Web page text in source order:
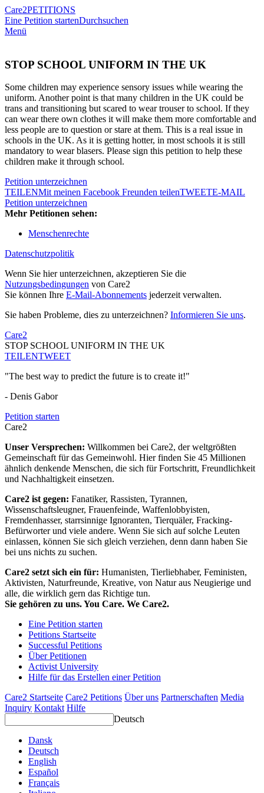
Care2PETITIONS
Eine Petition startenDurchsuchen
Menü
STOP SCHOOL UNIFORM IN THE UK
Some children may experience sensory issues while wearing the
uniform. Another point is that many children in the UK could be
trans and transitioning but scared to wear trouser to school. If they
can wear there own clothes it will make them more comfortable and
less people are to question or stare at them. This is a real issue in
schools in the UK. As it is getting hotter, in most schools it is still
mandatory to wear blasers. Please sign this petition to help these
children make it through school.
Petition unterzeichnen
TEILENMit meinen Facebook Freunden teilenTWEETE-MAIL
Petition unterzeichnen
Mehr Petitionen sehen:
Menschenrechte
Datenschutzpolitik
Wenn Sie hier unterzeichnen, akzeptieren Sie die
Nutzungsbedingungen von Care2
Sie können Ihre E-Mail-Abonnements jederzeit verwalten.
Sie haben Probleme, dies zu unterzeichnen? Informieren Sie uns.
Care2
STOP SCHOOL UNIFORM IN THE UK
TEILENTWEET
"The best way to predict the future is to create it!"
- Denis Gabor
Petition starten
Care2
Unser Versprechen: Willkommen bei Care2, der weltgrößten
Gemeinschaft für das Gemeinwohl. Hier finden Sie 45 Millionen
ähnlich denkende Menschen, die sich für Fortschritt, Freundlichkeit
und Nachhaltigkeit einsetzen.
Care2 ist gegen: Fanatiker, Rassisten, Tyrannen,
Wissenschaftsleugner, Frauenfeinde, Waffenlobbyisten,
Fremdenhasser, starrsinnige Ignoranten, Tierquäler, Fracking-
Befürworter und viele andere. Wenn Sie sich auf solche Leuten
einlassen, können Sie sich gleich verziehen, denn dann haben Sie
bei uns nichts zu suchen.
Care2 setzt sich ein für: Humanisten, Tierliebhaber, Feministen,
Aktivisten, Naturfreunde, Kreative, von Natur aus Neugierige und
alle, die wirklich gern das Richtige tun.
Sie gehören zu uns. You Care. We Care2.
Eine Petition starten
Petitions Startseite
Successful Petitions
Über Petitionen
Activist University
Hilfe für das Erstellen einer Petition
Care2 Startseite Care2 Petitions Über uns Partnerschaften Media
Inquiry Kontakt Hilfe
Deutsch
Dansk
Deutsch
English
Español
Français